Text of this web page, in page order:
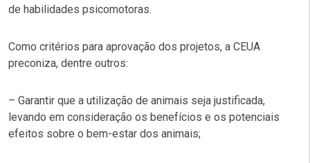
de habilidades psicomotoras.
Como critérios para aprovação dos projetos, a CEUA
preconiza, dentre outros:
– Garantir que a utilização de animais seja justificada,
levando em consideração os benefícios e os potenciais
efeitos sobre o bem-estar dos animais;